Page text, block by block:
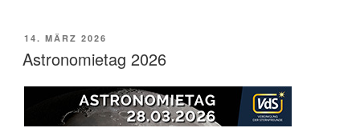
VERÖFFENTLICHT
AM
14. MÄRZ 2026
Astronomietag 2026